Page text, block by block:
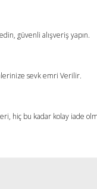
güvenli alışveriş yapın.
sevk emri Verilir.
hiç bu kadar kolay iade